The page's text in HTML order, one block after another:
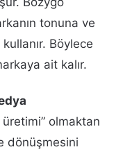
tonuna ve
Böylece
ait kalır.
olmaktan
dönüşmesini